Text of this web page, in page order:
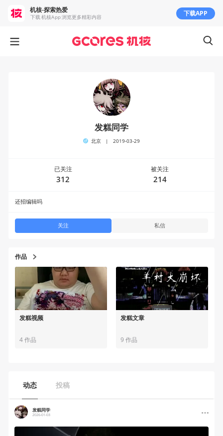
作品
发糕视频
4 作品
发糕文章
9 作品
动态 投稿
发糕同学
2026-01-03
发糕同学
北京 | 2019-03-29
已关注
312
被关注
214
还招编辑吗
关注 私信
机核-探索热爱
下载 机核App 浏览更多精彩内容 下载APP